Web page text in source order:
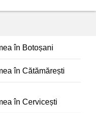
în Botoșani
în Cătămărești
în Cervicești